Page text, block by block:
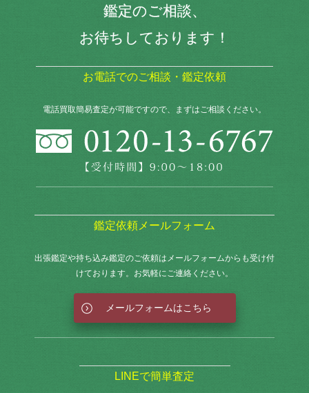
鑑定のご相談、
お待ちしております！
お電話でのご相談・鑑定依頼
電話買取簡易査定が可能ですので、まずはご相談ください。
鑑定依頼メールフォーム
出張鑑定や持ち込み鑑定のご依頼はメールフォームからも受け付
けております。お気軽にご連絡ください。
メールフォームはこちら
LINEで簡単査定